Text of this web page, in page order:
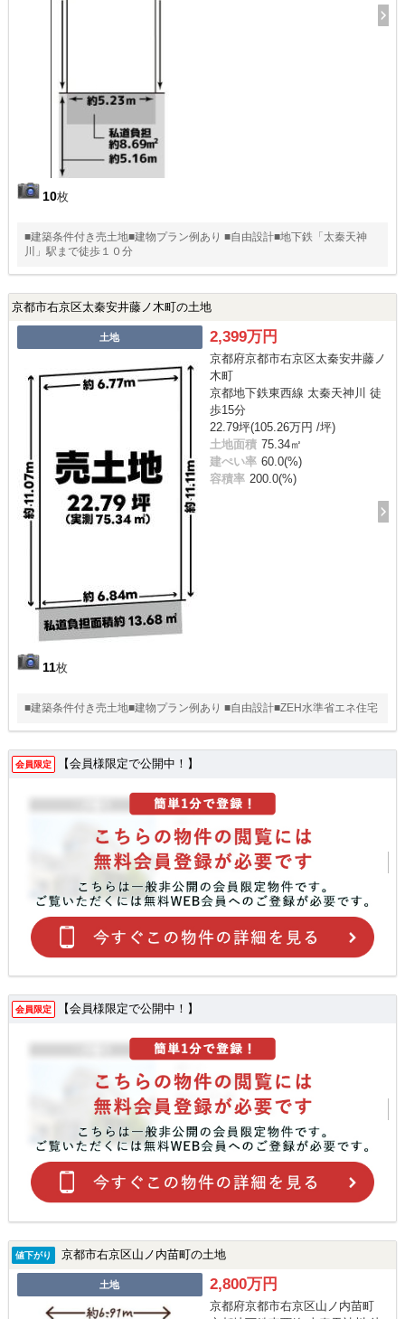
10枚
■建築条件付き売土地■建物プラン例あり ■自由設計■地下鉄「太秦天神
川」駅まで徒歩１０分
京都市右京区太秦安井藤ノ木町の土地
土地
11枚
2,399万円
京都府京都市右京区太秦安井藤ノ
木町
京都地下鉄東西線 太秦天神川 徒
歩15分
22.79坪(105.26万円 /坪)
土地面積 75.34㎡
建ぺい率 60.0(%)
容積率 200.0(%)
■建築条件付き売土地■建物プラン例あり ■自由設計■ZEH水準省エネ住宅
会員限定 【会員様限定で公開中！】
会員限定 【会員様限定で公開中！】
値下がり 京都市右京区山ノ内苗町の土地
土地 2,800万円
京都府京都市右京区山ノ内苗町